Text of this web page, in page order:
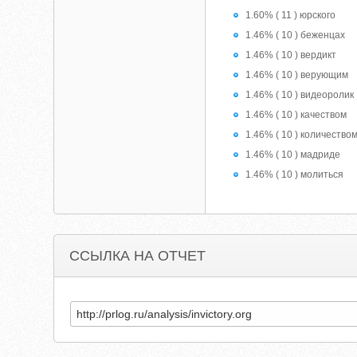
1.60% ( 11 ) юрского
1.46% ( 10 ) беженцах
1.46% ( 10 ) вердикт
1.46% ( 10 ) верующим
1.46% ( 10 ) видеоролик
1.46% ( 10 ) качеством
1.46% ( 10 )
1.46% ( 10 ) мадриде
1.46% ( 10 ) молиться
ССЫЛКА НА ОТЧЕТ